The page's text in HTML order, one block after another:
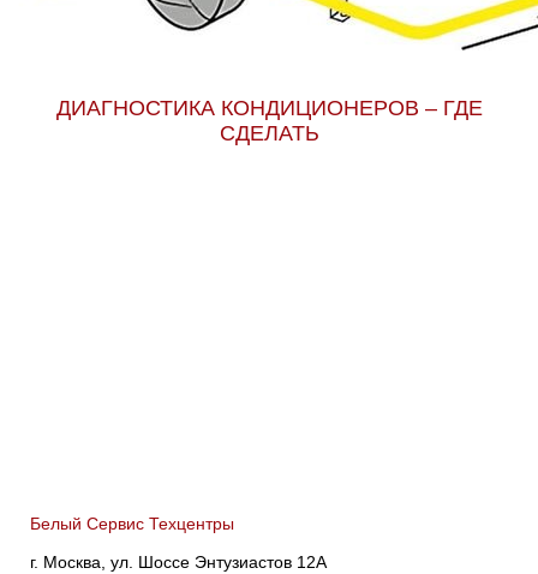
ДИАГНОСТИКА КОНДИЦИОНЕРОВ – ГДЕ
СДЕЛАТЬ
Белый Сервис Техцентры
г. Москва, ул. Шоссе Энтузиастов 12А